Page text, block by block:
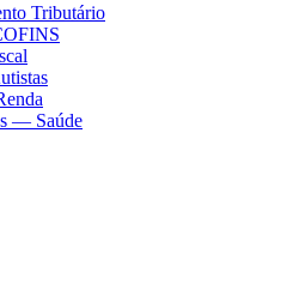
Tributário
— Saúde